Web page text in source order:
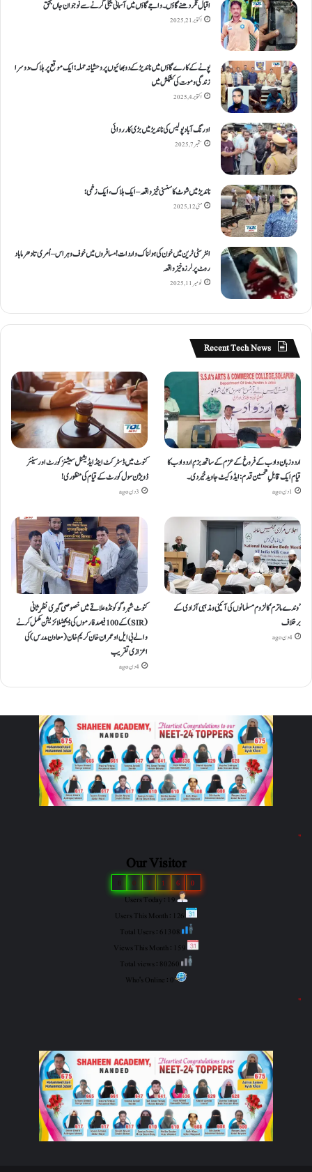
اقبال نگر دھنےگاؤں۔ واجےگاؤں میں آسمانی بجلی گرنے سے نوجوان جاں بحق
اکتوبر 21, 2025
پونے کے کارےگاؤں میں ناندیڑ کے دو بھائیوں پر وحشیانہ حملہ؛ ایک موقع پر ہلاک، دوسرا
زندگی و موت کی کشمکش میں
اکتوبر 4, 2025
اورنگ آباد پولیس کی ناندیڑ میں بڑی کارروائی
ستمبر 7, 2025
ناندیڑ میں شوٹ کا سنسنی خیز واقعہ – ایک ہلاک، ایک زخمی؛
مئی 12, 2025
انٹر سٹی ٹرین میں خون کی ہولناک واردات! مسافروں میں خوف و ہراس – اُمری تا دھرما باد
روٹ پر لرزہ خیز واقعہ
نومبر 11, 2025
Recent Tech News
اردو زبان و ادب کے فروغ کے عزم کے ساتھ بزمِ اردو ادب کا
قیام ایک قابلِ تحسین قدم : ایڈوکیٹ جاوید خیردی۔
1 دن ago
کنوٹ میں ڈسٹرکٹ اینڈ ایڈیشنل سیشنز کورٹ اور سینئر
ڈویژن سول کورٹ کے قیام کی منظوری!
3 دن ago
’وندے ماترم‘ کا لزوم مسلمانوں کی آئینی ومذہبی آزادی کے
برخلاف
4 دن ago
کنوٹ شہر و گوکونڈہ علاقے میں خصوصی گہری نظرِ ثانی
(SIR) کے 100 فیصد فارموں کی ڈیجیٹلائزیشن مکمل کرنے
والے بی ایل او عمران خان کریم خان (معاون مدرس) کی
اعزازی تقریب
4 دن ago
"
Our Visitor
0
6
1
3
0
Users Today : 19
"